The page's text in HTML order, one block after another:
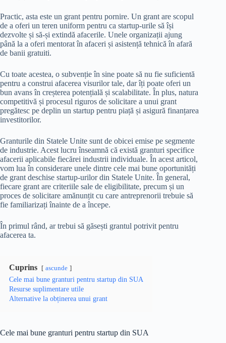
Practic, asta este un grant pentru pornire. Un grant are scopul
de a oferi un teren uniform pentru ca startup-urile să își
dezvolte și să-și extindă afacerile. Unele organizații ajung
până la a oferi mentorat în afaceri și asistență tehnică în afară
de banii gratuiti.
Cu toate acestea, o subvenție în sine poate să nu fie suficientă
pentru a construi afacerea visurilor tale, dar îți poate oferi un
bun avans în creșterea potențială și scalabilitate. În plus, natura
competitivă și procesul riguros de solicitare a unui grant
pregătesc pe deplin un startup pentru piață și asigură finanțarea
investitorilor.
Granturile din Statele Unite sunt de obicei emise pe segmente
de industrie. Acest lucru înseamnă că există granturi specifice
afacerii aplicabile fiecărei industrii individuale. În acest articol,
vom lua în considerare unele dintre cele mai bune oportunități
de grant deschise startup-urilor din Statele Unite. În general,
fiecare grant are criteriile sale de eligibilitate, precum și un
proces de solicitare amănunțit cu care antreprenorii trebuie să
fie familiarizați înainte de a începe.
În primul rând, ar trebui să găsești grantul potrivit pentru
afacerea ta.
Cuprins ascunde
Cele mai bune granturi pentru startup din SUA
Resurse suplimentare utile
Alternative la obținerea unui grant
Cele mai bune granturi pentru startup din SUA